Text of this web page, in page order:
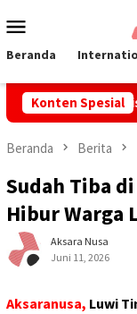
ke
Mobile
Beranda
Konten Spesial
Lahan Laoli
Beranda Berita
Sudah Tiba
Hibur Warga
Aksara Nusa
Juni 11, 2026
Aksaranusa, Luwi